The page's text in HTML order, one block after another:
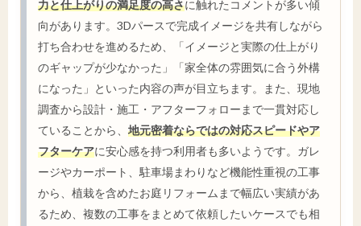
力と仕上がりの満足度の高さに触れたコメントが多い傾
向があります。3Dパースで完成イメージを共有しながら
打ち合わせを進めるため、「イメージと実際の仕上がり
のギャップが少なかった」「家全体の雰囲気に合う外構
になった」といった内容の声が目立ちます。また、現地
調査から設計・施工・アフターフォローまで一貫対応し
ていることから、 地元密着ならではの対応スピードやア
フターケアに安心感を持つ利用者も多いようです。ガレ
ージやカーポート、駐車場まわりなど機能性重視の工事
から、植栽を含めたお庭リフォームまで幅広い実績があ
るため、複数の工事をまとめて依頼したいケースでも相